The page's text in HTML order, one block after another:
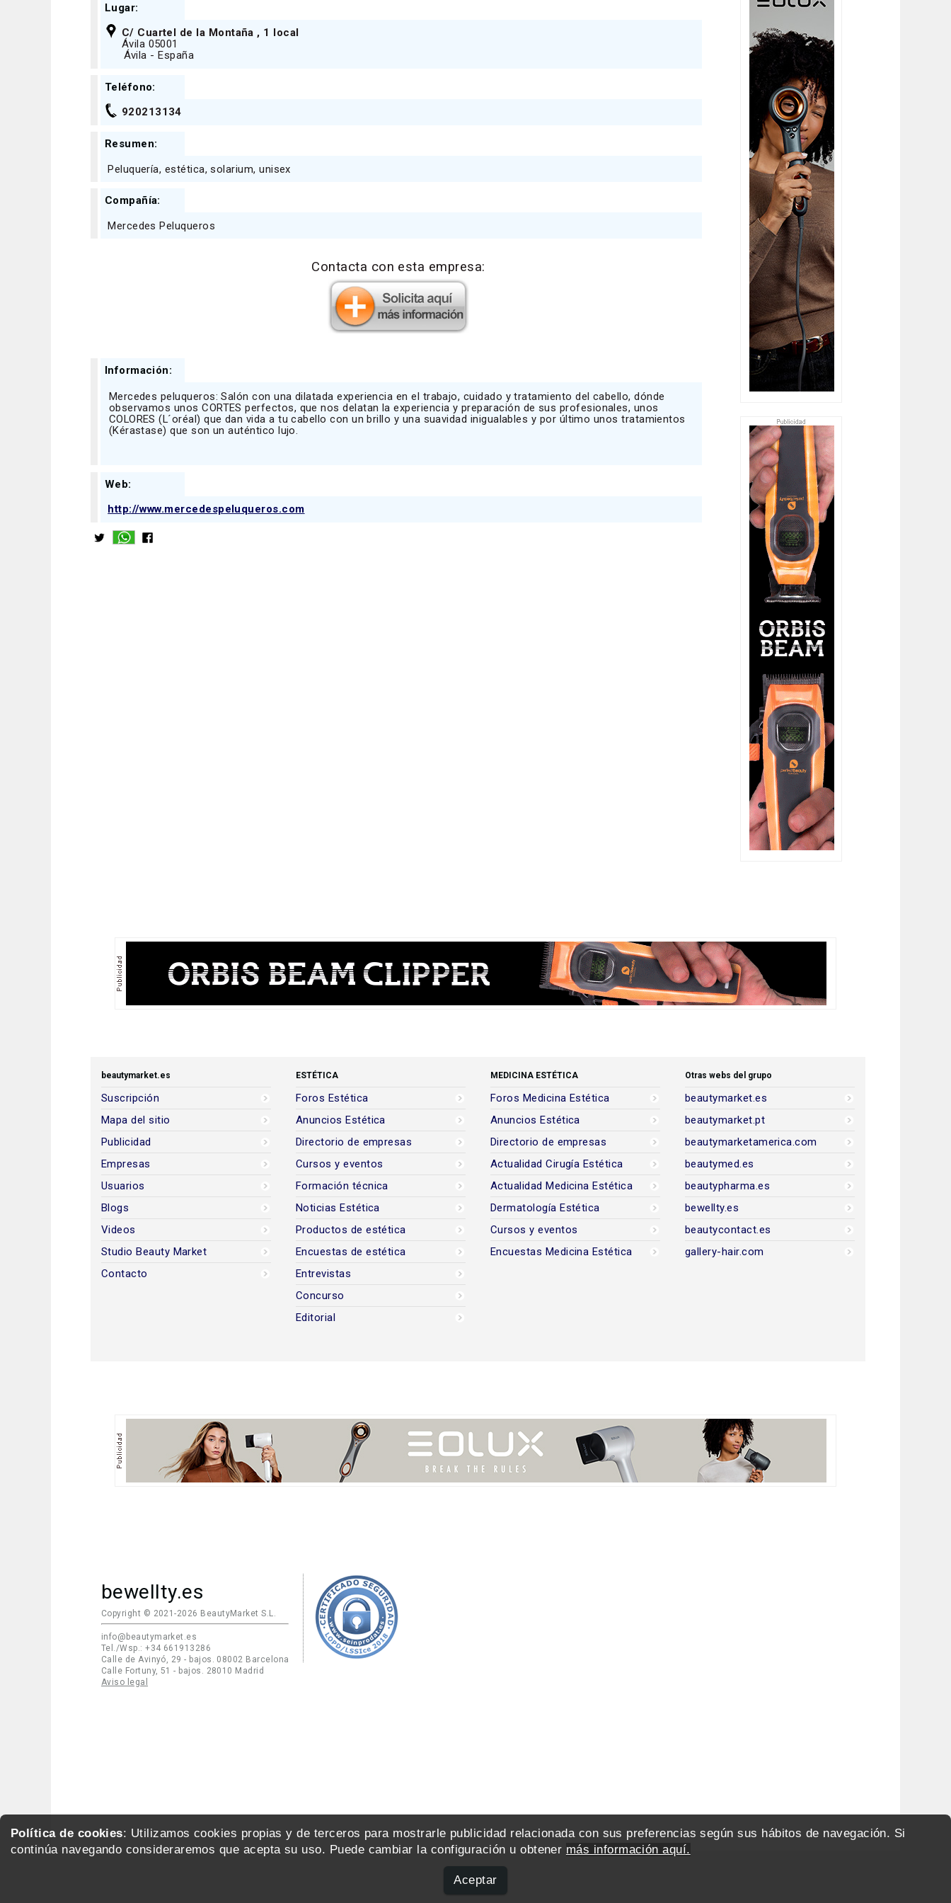
Política de cookies: Utilizamos cookies propias y de terceros para mostrarle publicidad relacionada con sus preferencias según sus hábitos de navegación. Si
continúa navegando consideraremos que acepta su uso. Puede cambiar la configuración u obtener más información aquí.
Aceptar
Lugar:
C/ Cuartel de la Montaña , 1 local
Ávila 05001
Ávila - España
Teléfono:
920213134
Resumen:
Peluquería, estética, solarium, unisex
Compañía:
Mercedes Peluqueros
Contacta con esta empresa:
Información:
Mercedes peluqueros: Salón con una dilatada experiencia en el trabajo, cuidado y tratamiento del cabello, dónde
observamos unos CORTES perfectos, que nos delatan la experiencia y preparación de sus profesionales, unos
COLORES (L´oréal) que dan vida a tu cabello con un brillo y una suavidad inigualables y por último unos tratamientos
(Kérastase) que son un auténtico lujo.
Web:
http://www.mercedespeluqueros.com
beautymarket.es
Suscripción
Mapa del sitio
Publicidad
Empresas
Usuarios
Blogs
Videos
Studio Beauty Market
Contacto
ESTÉTICA
Foros Estética
Anuncios Estética
Directorio de empresas
Cursos y eventos
Formación técnica
Noticias Estética
Productos de estética
Encuestas de estética
Entrevistas
Concurso
Editorial
MEDICINA ESTÉTICA
Foros Medicina Estética
Anuncios Estética
Directorio de empresas
Actualidad Cirugía Estética
Actualidad Medicina Estética
Dermatología Estética
Cursos y eventos
Encuestas Medicina Estética
Otras webs del grupo
beautymarket.es
beautymarket.pt
beautymarketamerica.com
beautymed.es
beautypharma.es
bewellty.es
beautycontact.es
gallery-hair.com
bewellty.es
Copyright © 2021-2026 BeautyMarket S.L.
info@beautymarket.es
Tel./Wsp.: +34 661913286
Calle de Avinyó, 29 - bajos. 08002 Barcelona
Calle Fortuny, 51 - bajos. 28010 Madrid
Aviso legal